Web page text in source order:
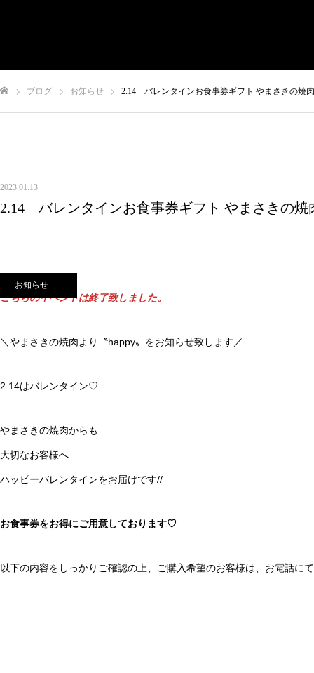
ブログ お知らせ 2.14 バレンタインお食事券ギフト やまさきの焼肉
2023.01.13
2.14 バレンタインお食事券ギフト やまさきの焼
お知らせ
こちらのイベントは終了致しました。
＼やまさきの焼肉より〝happy〟をお知らせ致します／
2.14はバレンタイン♡
やまさきの焼肉からも
大切なお客様へ
ハッピーバレンタインをお届けです//
お食事券をお得にご用意しております♡
以下の内容をしっかりご確認の上、ご購入希望のお客様は、お電話に